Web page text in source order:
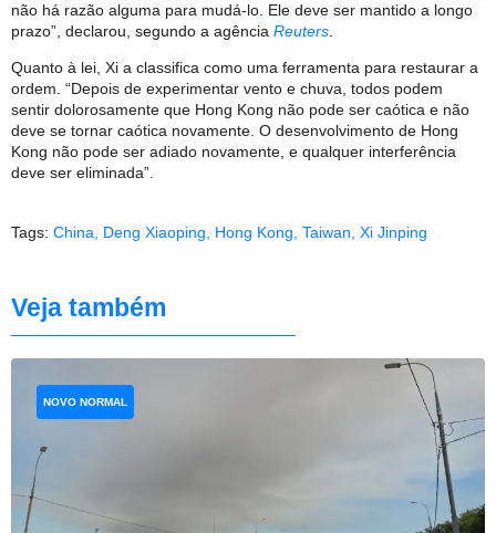
não há razão alguma para mudá-lo. Ele deve ser mantido a longo
prazo”, declarou, segundo a agência Reuters
Quanto à lei, Xi a classifica como uma ferramenta para restaurar a
ordem. “Depois de experimentar vento e chuva, todos podem
sentir dolorosamente que Hong Kong não pode ser caótica e não
deve se tornar caótica novamente. O desenvolvimento de Hong
Kong não pode ser adiado novamente, e qualquer interferência
deve ser eliminada”.
Tags: China Deng Xiaoping Hong Kong Taiwan Xi Jinping
Veja também
NOVO NORMAL